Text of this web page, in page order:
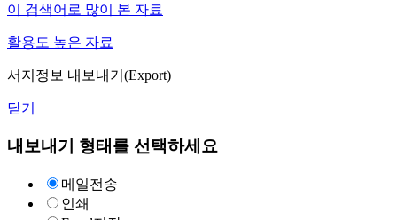
이 검색어로 많이 본 자료
활용도 높은 자료
서지정보 내보내기(Export)
닫기
내보내기 형태를 선택하세요
메일전송
인쇄